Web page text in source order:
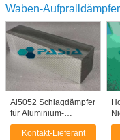
Waben-Aufpralldämpfer
Al5052 Schlagdämpfer
für Aluminium-
Honeyballstruktur
Kontakt-Lieferant